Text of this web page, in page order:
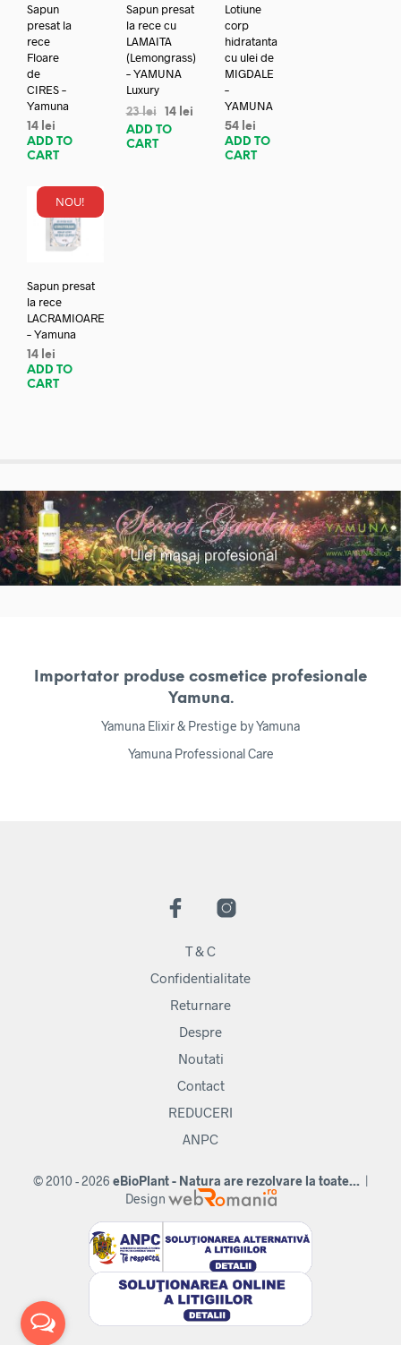
Sapun
presat la
rece
Floare
de
CIRES –
Yamuna
14 lei
ADD TO
CART
Sapun presat
la rece cu
LAMAITA
(Lemongrass)
– YAMUNA
Luxury
23lei 14 lei
ADD TO
CART
Lotiune
corp
hidratanta
cu ulei de
MIGDALE
–
YAMUNA
54 lei
ADD TO
CART
NOU!
Sapun presat
la rece
LACRAMIOARE
– Yamuna
14 lei
ADD TO
CART
Importator produse cosmetice profesionale
Yamuna.
Yamuna Elixir & Prestige by Yamuna
Yamuna Professional Care
T & C
Confidentialitate
Returnare
Despre
Noutati
Contact
REDUCERI
ANPC
© 2010 - 2026 eBioPlant - Natura are rezolvare la toate... |
Design